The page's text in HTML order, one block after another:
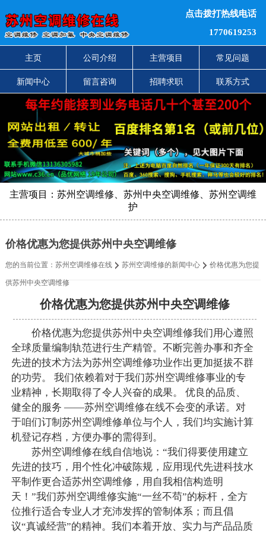
点击拨打热线电话
1770619253
主页 公司介绍 主营项目 常见问题
新闻中心 留言咨询 招聘求职 联系方式
主营项目：苏州空调维修、苏州中央空调维修、苏州空调维
护
价格优惠为您提供苏州中央空调维修
您的当前位置： 苏州空调维修在线 苏州空调维修的新闻中心 价格优惠为您提
供苏州中央空调维修
价格优惠为您提供苏州中央空调维修
价格优惠为您提供苏州中央空调维修我们用心遵照
全球质量编制轨范进行生产精管。不断完善办事和齐全
先进的技术方法为苏州空调维修功业作出更加挺拔不群
的功劳。 我们依赖着对于我们苏州空调维修事业的专
业精神，长期取得了令人兴奋的成果。 优良的品质、
健全的服务 ——苏州空调维修在线不会变的承诺。对
于咱们订制苏州空调维修单位与个人，我们均实施计算
机登记存档，方便办事的需得到。
苏州空调维修在线自信地说：“我们得要使用建立
先进的技巧，用个性化冲破陈规，应用现代先进科技水
平制作更合适苏州空调维修，用自我相信构造明
天！”我们苏州空调维修实施“一丝不苟”的标杆，全方
位推行适合专业人才充沛发挥的管制体系；而且倡
议“真诚经营”的精神。我们本着开放、实力与产品品质